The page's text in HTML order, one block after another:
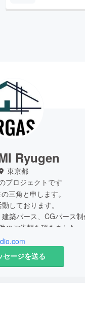
Ryugen
東京都
プロジェクトです
三角と申します。
しております。
築パース、CGパース
ご依頼を頂きました。
門学校に進学。在学中に
始しました。
セージを送る